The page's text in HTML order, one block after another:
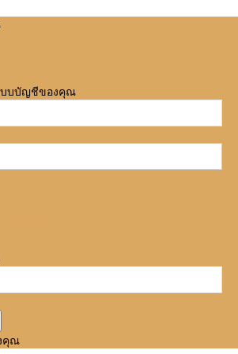
บบบัญชีของคุณ
คุณ